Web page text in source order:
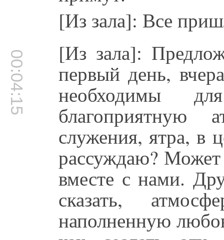
[Из зала]: Все
00:04:15 [Из зала]:
первый день,
необходимы
благоприятную
служения, ятра, в
рассуждаю?
вместе с нами.
сказать,
наполненную